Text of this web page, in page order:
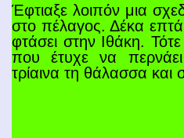
Έφτιαξε λοιπόν μια
στο πέλαγος. Δέκα επτά
φτάσει στην Ιθάκη.
που έτυχε να
τρίαινα τη θάλασσα